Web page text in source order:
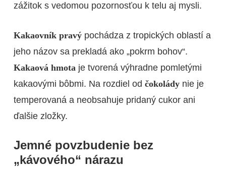
zážitok s vedomou pozornosťou k telu aj mysli.
Kakaovník pravýpochádza z tropických oblastí a
jeho názov sa prekladá ako „pokrm bohov“.
Kakaová hmotaje tvorená výhradne pomletými
kakaovými bôbmi. Na rozdiel od čokoládynie je
temperovaná a neobsahuje pridaný cukor ani
ďalšie zložky.
Jemné povzbudenie bez
„kávového“ nárazu